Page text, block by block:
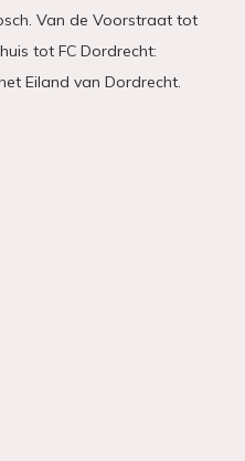
Van de Voorstraat tot
tot FC Dordrecht:
Eiland van Dordrecht.